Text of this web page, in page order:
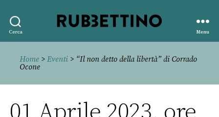
Cerca
editore
Menu
Home > Eventi > “Il non detto della libertà” di Corrado
Ocone